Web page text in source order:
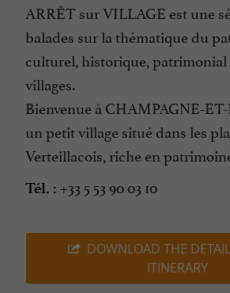
ARRÊT sur VILLAGE est une
balades sur la thématique du
culturel, historique,
villages.
Bienvenue à CHAMPAGNE-
un petit village situé dans les
Verteillacois, riche en
Tél. : +33 5 53 90 03 10
DOWNLOAD THE
ITINERARY